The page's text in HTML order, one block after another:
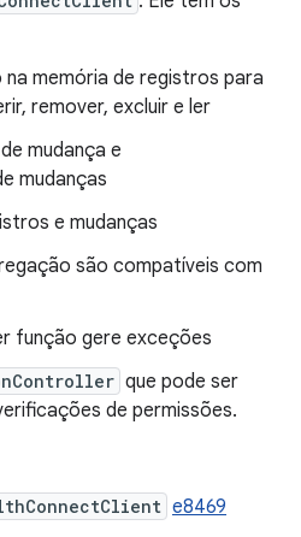
memória de registros para
remover, excluir e ler
mudança e
mudanças
e mudanças
são compatíveis com
função gere exceções
que pode ser
de permissões.
e8469